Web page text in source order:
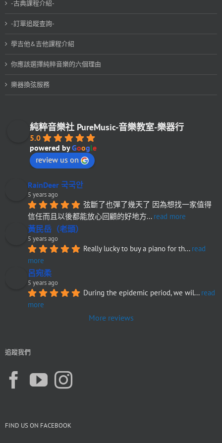
-古典課程介紹-
-訂單追蹤查詢-
學吉他&吉他課程介紹
你應該選擇純粹音樂的六個理由
樂器換弦服務
純粹音樂社 PureMusic-音樂教室-樂器行
5.0
powered byGoogle
review us on
RainDeer 국국안
5 years ago
弦斷了也彈了幾天了 因為想找一家值得
信任而且以後都能放心回顧的好地方... read more
黃民岳（老頭）
5 years ago
Really lucky to buy a piano for th... read
more
呂宛柔
5 years ago
During the epidemic period, we wil... read
more
More reviews
追蹤我們
FIND US ON FACEBOOK